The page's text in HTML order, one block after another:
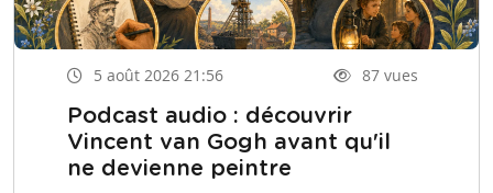
5 août 2026 21:56 87 vues
Podcast audio : découvrir
Vincent van Gogh avant qu'il
ne devienne peintre